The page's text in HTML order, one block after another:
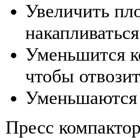
Увеличить
Уменьшится
чтобы
Уменьшаются
Пресс